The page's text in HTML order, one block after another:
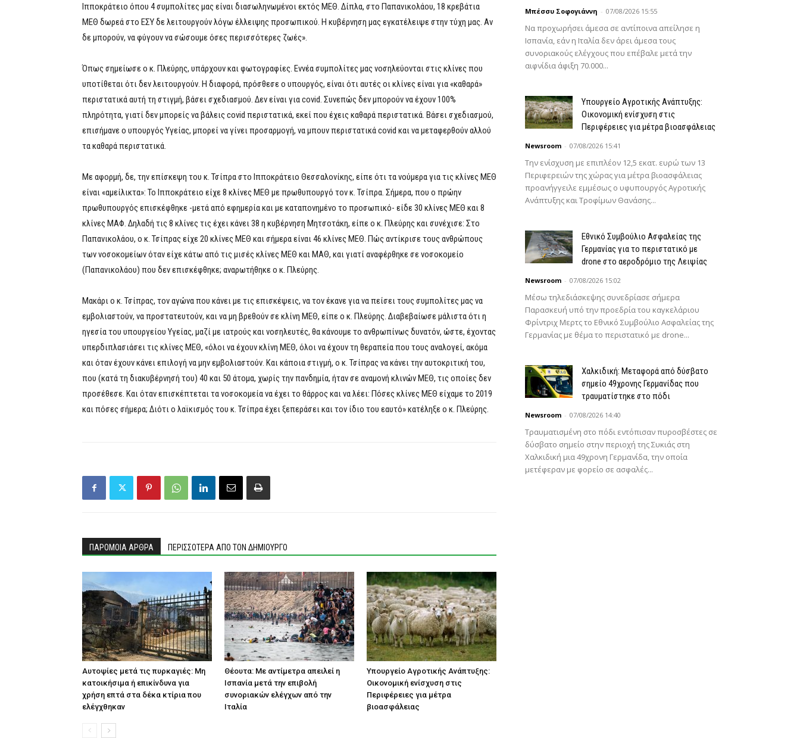
Ιπποκράτειο όπου 4 συμπολίτες μας είναι διασωληνωμένοι εκτός ΜΕΘ. Δίπλα, στο Παπανικολάου, 18 κρεβάτια
ΜΕΘ δωρεά στο ΕΣΥ δε λειτουργούν λόγω έλλειψης προσωπικού. Η κυβέρνηση μας εγκατέλειψε στην τύχη μας. Αν
δε μπορούν, να φύγουν να σώσουμε όσες περισσότερες ζωές».
Όπως σημείωσε ο κ. Πλεύρης, υπάρχουν και φωτογραφίες. Εννέα συμπολίτες μας νοσηλεύονται στις κλίνες που
υποτίθεται ότι δεν λειτουργούν. Η διαφορά, πρόσθεσε ο υπουργός, είναι ότι αυτές οι κλίνες είναι για «καθαρά»
περιστατικά αυτή τη στιγμή, βάσει σχεδιασμού. Δεν είναι για covid. Συνεπώς δεν μπορούν να έχουν 100%
πληρότητα, γιατί δεν μπορείς να βάλεις covid περιστατικά, εκεί που έχεις καθαρά περιστατικά. Βάσει σχεδιασμού,
επισήμανε ο υπουργός Υγείας, μπορεί να γίνει προσαρμογή, να μπουν περιστατικά covid και να μεταφερθούν αλλού
τα καθαρά περιστατικά.
Με αφορμή, δε, την επίσκεψη του κ. Τσίπρα στο Ιπποκράτειο Θεσσαλονίκης, είπε ότι τα νούμερα για τις κλίνες ΜΕΘ
είναι «αμείλικτα»: Το Ιπποκράτειο είχε 8 κλίνες ΜΕΘ με πρωθυπουργό τον κ. Τσίπρα. Σήμερα, που ο πρώην
πρωθυπουργός επισκέφθηκε -μετά από εφημερία και με καταπονημένο το προσωπικό- είδε 30 κλίνες ΜΕΘ και 8
κλίνες ΜΑΦ. Δηλαδή τις 8 κλίνες τις έχει κάνει 38 η κυβέρνηση Μητσοτάκη, είπε ο κ. Πλεύρης και συνέχισε: Στο
Παπανικολάου, ο κ. Τσίπρας είχε 20 κλίνες ΜΕΘ και σήμερα είναι 46 κλίνες ΜΕΘ. Πώς αντίκρισε τους ανθρώπους
των νοσοκομείων όταν είχε κάτω από τις μισές κλίνες ΜΕΘ και ΜΑΘ, και γιατί αναφέρθηκε σε νοσοκομείο
(Παπανικολάου) που δεν επισκέφθηκε; αναρωτήθηκε ο κ. Πλεύρης.
Μακάρι ο κ. Τσίπρας, τον αγώνα που κάνει με τις επισκέψεις, να τον έκανε για να πείσει τους συμπολίτες μας να
εμβολιαστούν, να προστατευτούν, και να μη βρεθούν σε κλίνη ΜΕΘ, είπε ο κ. Πλεύρης. Διαβεβαίωσε μάλιστα ότι η
ηγεσία του υπουργείου Υγείας, μαζί με ιατρούς και νοσηλευτές, θα κάνουμε το ανθρωπίνως δυνατόν, ώστε, έχοντας
υπερδιπλασιάσει τις κλίνες ΜΕΘ, «όλοι να έχουν κλίνη ΜΕΘ, όλοι να έχουν τη θεραπεία που τους αναλογεί, ακόμα
και όταν έχουν κάνει επιλογή να μην εμβολιαστούν. Και κάποια στιγμή, ο κ. Τσίπρας να κάνει την αυτοκριτική του,
που (κατά τη διακυβέρνησή του) 40 και 50 άτομα, χωρίς την πανδημία, ήταν σε αναμονή κλινών ΜΕΘ, τις οποίες δεν
προσέθεσε. Και όταν επισκέπτεται τα νοσοκομεία να έχει το θάρρος και να λέει: Πόσες κλίνες ΜΕΘ είχαμε το 2019
και πόσες σήμερα; Διότι ο λαϊκισμός του κ. Τσίπρα έχει ξεπεράσει και τον ίδιο του εαυτό» κατέληξε ο κ. Πλεύρης.
ΠΑΡΟΜΟΙΑ ΑΡΘΡΑ ΠΕΡΙΣΣΟΤΕΡΑ ΑΠΟ ΤΟΝ ΔΗΜΙΟΥΡΓΟ
Αυτοψίες μετά τις πυρκαγιές: Μη
κατοικήσιμα ή επικίνδυνα για
χρήση επτά στα δέκα κτίρια που
ελέγχθηκαν
Θέουτα: Με αντίμετρα απειλεί η
Ισπανία μετά την επιβολή
συνοριακών ελέγχων από την
Ιταλία
Υπουργείο Αγροτικής Ανάπτυξης:
Οικονομική ενίσχυση στις
Περιφέρειες για μέτρα
βιοασφάλειας
Μπέσσυ Σοφογιάννη - 07/08/2026 15:55
Να προχωρήσει άμεσα σε αντίποινα απείλησε η
Ισπανία, εάν η Ιταλία δεν άρει άμεσα τους
συνοριακούς ελέγχους που επέβαλε μετά την
αιφνίδια άφιξη 70.000...
Υπουργείο Αγροτικής Ανάπτυξης:
Οικονομική ενίσχυση στις
Περιφέρειες για μέτρα βιοασφάλειας
Newsroom - 07/08/2026 15:41
Την ενίσχυση με επιπλέον 12,5 εκατ. ευρώ των 13
Περιφερειών της χώρας για μέτρα βιοασφάλειας
προανήγγειλε εμμέσως ο υφυπουργός Αγροτικής
Ανάπτυξης και Τροφίμων Θανάσης...
Εθνικό Συμβούλιο Ασφαλείας της
Γερμανίας για το περιστατικό με
drone στο αεροδρόμιο της Λειψίας
Newsroom - 07/08/2026 15:02
Μέσω τηλεδιάσκεψης συνεδρίασε σήμερα
Παρασκευή υπό την προεδρία του καγκελάριου
Φρίντριχ Μερτς το Εθνικό Συμβούλιο Ασφαλείας της
Γερμανίας με θέμα το περιστατικό με drone...
Χαλκιδική: Μεταφορά από δύσβατο
σημείο 49χρονης Γερμανίδας που
τραυματίστηκε στο πόδι
Newsroom - 07/08/2026 14:40
Τραυματισμένη στο πόδι εντόπισαν πυροσβέστες σε
δύσβατο σημείο στην περιοχή της Συκιάς στη
Χαλκιδική μια 49χρονη Γερμανίδα, την οποία
μετέφεραν με φορείο σε ασφαλές...